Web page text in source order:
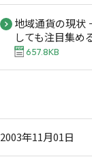
地域通貨の現状
しても注目集め
657.8KB
2003年11月01日